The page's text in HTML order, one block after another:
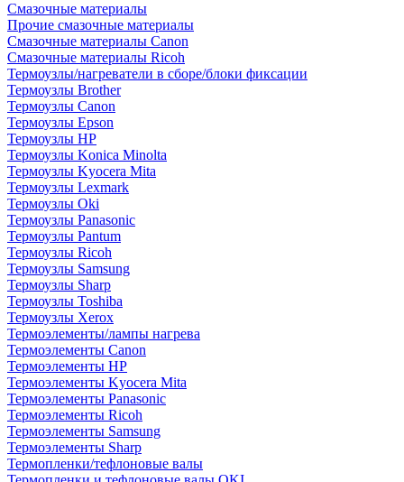
Смазочные материалы
Прочие смазочные материалы
Смазочные материалы Canon
Смазочные материалы Ricoh
Термоузлы/нагреватели в сборе/блоки фиксации
Термоузлы Brother
Термоузлы Canon
Термоузлы Epson
Термоузлы HP
Термоузлы Konica Minolta
Термоузлы Kyocera Mita
Термоузлы Lexmark
Термоузлы Oki
Термоузлы Panasonic
Термоузлы Pantum
Термоузлы Ricoh
Термоузлы Samsung
Термоузлы Sharp
Термоузлы Toshiba
Термоузлы Xerox
Термоэлементы/лампы нагрева
Термоэлементы Canon
Термоэлементы HP
Термоэлементы Kyocera Mita
Термоэлементы Panasonic
Термоэлементы Ricoh
Термоэлементы Samsung
Термоэлементы Sharp
Термопленки/тефлоновые валы